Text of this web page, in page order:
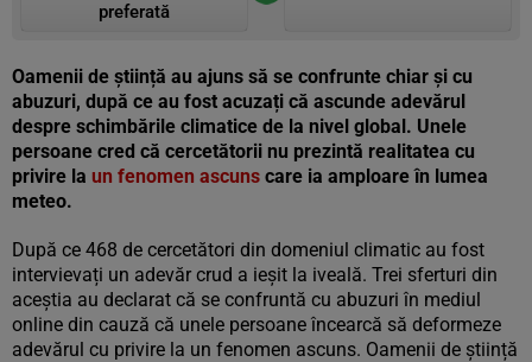
preferată
Oamenii de știință au ajuns să se confrunte chiar și cu
abuzuri, după ce au fost acuzați că ascunde adevărul
despre schimbările climatice de la nivel global. Unele
persoane cred că cercetătorii nu prezintă realitatea cu
privire la un fenomen ascuns care ia amploare în lumea
meteo.
După ce 468 de cercetători din domeniul climatic au fost
intervievați un adevăr crud a ieșit la iveală. Trei sferturi din
aceștia au declarat că se confruntă cu abuzuri în mediul
online din cauză că unele persoane încearcă să deformeze
adevărul cu privire la un fenomen ascuns. Oamenii de știință